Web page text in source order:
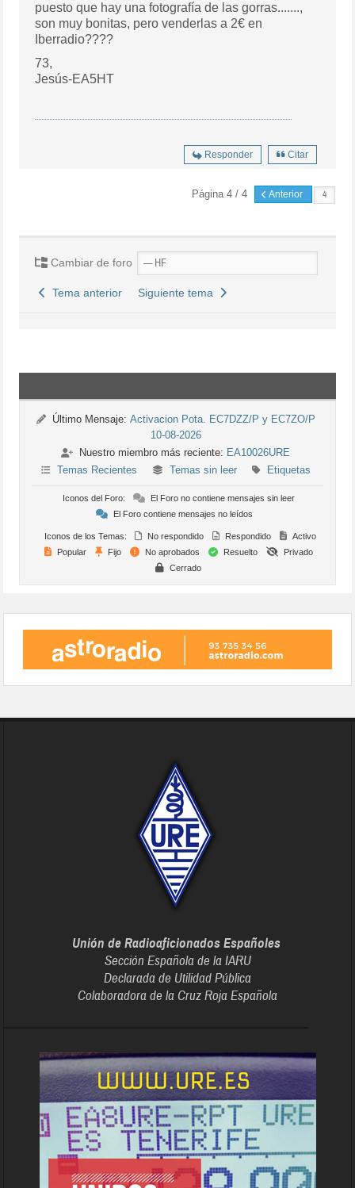
puesto que hay una fotografía de las gorras.......,
son muy bonitas, pero venderlas a 2€ en
Iberradio????
73,
Jesús-EA5HT
Responder Citar
Página 4 / 4 Anterior
Cambiar de foro
Tema anterior Siguiente tema
Último Mensaje: Activacion Pota. EC7DZZ/P y EC7ZO/P
10-08-2026
Nuestro miembro más reciente: EA10026URE
Temas Recientes
Temas sin leer Etiquetas
Iconos del Foro:
El Foro no contiene mensajes sin leer
El Foro contiene mensajes no leídos
Iconos de los Temas: No respondido Respondido
Activo
Popular
Fijo No aprobados Resuelto
Privado
Cerrado
Unión de Radioaficionados Españoles
Sección Española de la IARU
Declarada de Utilidad Pública
Colaboradora de la Cruz Roja Española